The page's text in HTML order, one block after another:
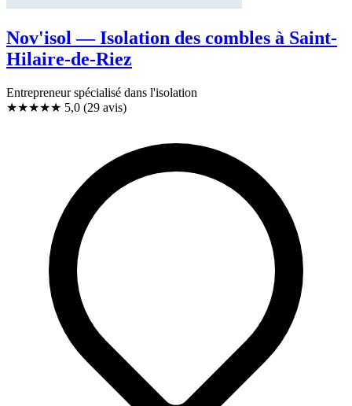
Nov'isol — Isolation des combles à Saint-
Hilaire-de-Riez
Entrepreneur spécialisé dans l'isolation
★★★★★ 5,0 (29 avis)